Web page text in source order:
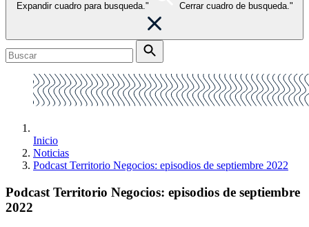
Expandir cuadro para busqueda." Cerrar cuadro de busqueda."
Inicio
Noticias
Podcast Territorio Negocios: episodios de septiembre 2022
Podcast Territorio Negocios: episodios de septiembre
2022